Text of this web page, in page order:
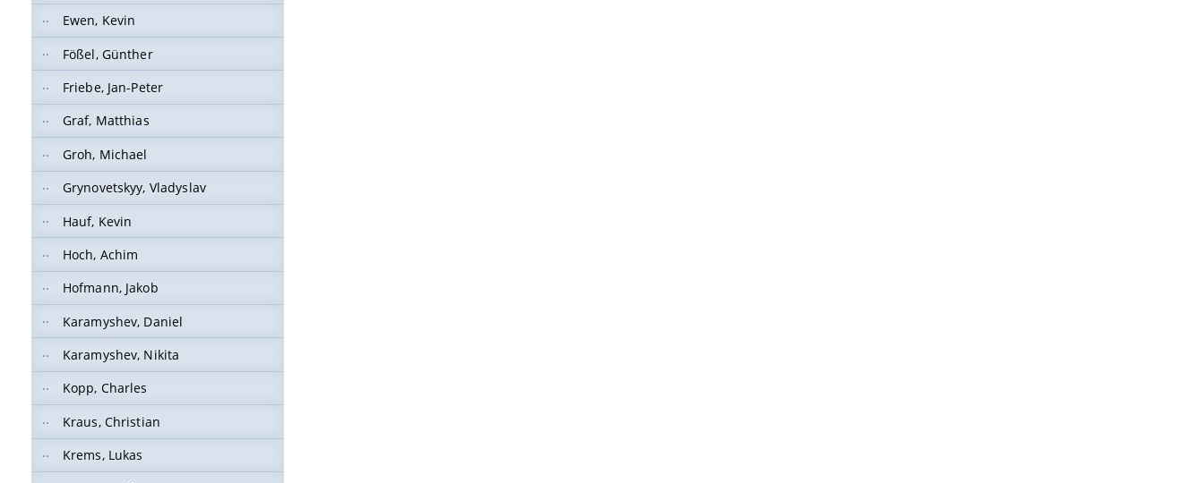
Ewen, Kevin
Fößel, Günther
Friebe, Jan-Peter
Graf, Matthias
Groh, Michael
Grynovetskyy, Vladyslav
Hauf, Kevin
Hoch, Achim
Hofmann, Jakob
Karamyshev, Daniel
Karamyshev, Nikita
Kopp, Charles
Kraus, Christian
Krems, Lukas